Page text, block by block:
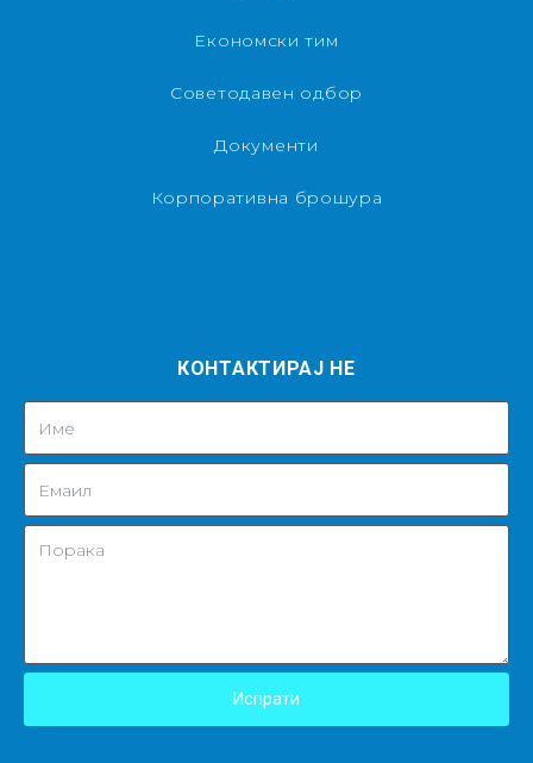
Економски тим
Советодавен одбор
Документи
Корпоративна брошура
КОНТАКТИРАЈ НЕ
Испрати